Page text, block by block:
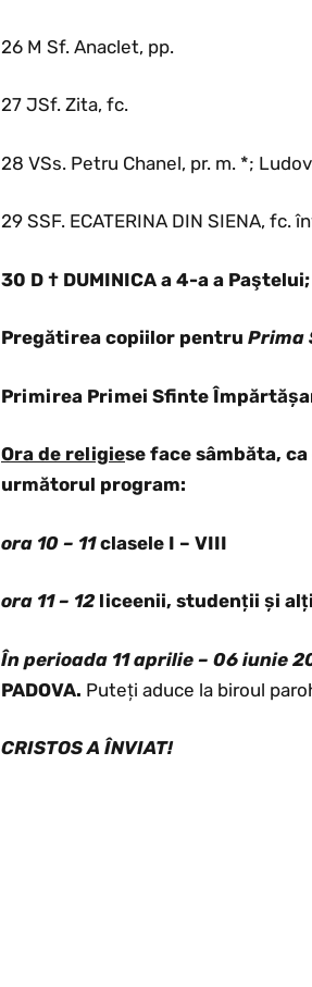
26 M Sf. Anaclet, pp.
27 JSf. Zita, fc.
28 VSs. Petru Chanel, pr. m. *;
29 SSF. ECATERINA DIN SIENA, fc.
30 D † DUMINICA a 4-a a Paştelui;
Pregătirea copiilor pentru Prima
Primirea Primei Sfinte
Ora de religiese face sâmbăta,
următorul program:
ora 10 – 11clasele I – VIII
ora 11 – 12 liceenii, studenții și
În perioada 11 aprilie – 06 iunie
PADOVA. Puteți aduce la biroul
CRISTOS A ÎNVIAT!